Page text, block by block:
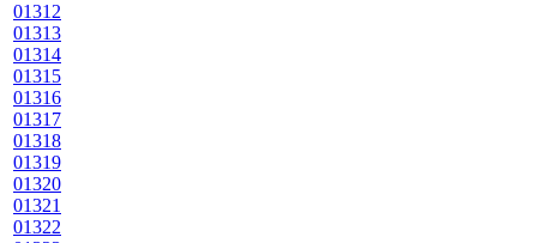
01312
01313
01314
01315
01316
01317
01318
01319
01320
01321
01322